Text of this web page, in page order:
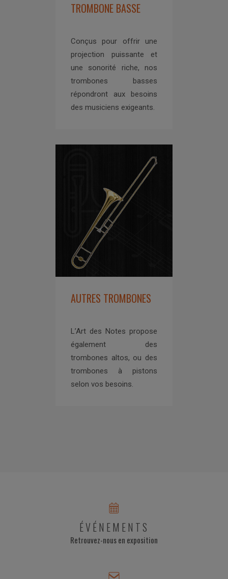
TROMBONE BASSE
Conçus pour offrir une
projection puissante et
une sonorité riche, nos
trombones basses
répondront aux besoins
des musiciens exigeants.
AUTRES TROMBONES
L’Art des Notes propose
également des
trombones altos, ou des
trombones à pistons
selon vos besoins.
ÉVÉNEMENTS
Retrouvez-nous en exposition